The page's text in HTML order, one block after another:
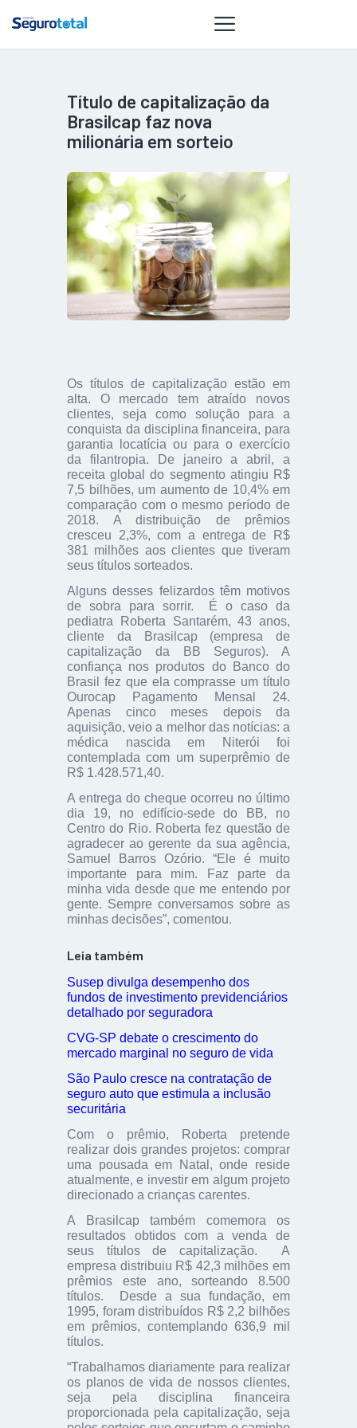
NOTÍCIAS
REVISTA
GAIVOTA DE
OURO
ST SUMMIT
MULHERES
GESTORAS
HOMEST
HOME
Título de capitalização da
Brasilcap faz nova
milionária em sorteio
Os títulos de capitalização estão em
alta. O mercado tem atraído novos
clientes, seja como solução para a
conquista da disciplina financeira, para
garantia locatícia ou para o exercício
da filantropia. De janeiro a abril, a
receita global do segmento atingiu R$
7,5 bilhões, um aumento de 10,4% em
comparação com o mesmo período de
2018. A distribuição de prêmios
cresceu 2,3%, com a entrega de R$
381 milhões aos clientes que tiveram
seus títulos sorteados.
Alguns desses felizardos têm motivos
de sobra para sorrir. É o caso da
pediatra Roberta Santarém, 43 anos,
cliente da Brasilcap (empresa de
capitalização da BB Seguros). A
confiança nos produtos do Banco do
Brasil fez que ela comprasse um título
Ourocap Pagamento Mensal 24.
Apenas cinco meses depois da
aquisição, veio a melhor das notícias: a
médica nascida em Niterói foi
contemplada com um superprêmio de
R$ 1.428.571,40.
A entrega do cheque ocorreu no último
dia 19, no edifício-sede do BB, no
Centro do Rio. Roberta fez questão de
agradecer ao gerente da sua agência,
Samuel Barros Ozório. “Ele é muito
importante para mim. Faz parte da
minha vida desde que me entendo por
gente. Sempre conversamos sobre as
minhas decisões”, comentou.
Leia também
Susep divulga desempenho dos
fundos de investimento previdenciários
detalhado por seguradora
CVG-SP debate o crescimento do
mercado marginal no seguro de vida
São Paulo cresce na contratação de
seguro auto que estimula a inclusão
securitária
Com o prêmio, Roberta pretende
realizar dois grandes projetos: comprar
uma pousada em Natal, onde reside
atualmente, e investir em algum projeto
direcionado a crianças carentes.
A Brasilcap também comemora os
resultados obtidos com a venda de
seus títulos de capitalização. A
empresa distribuiu R$ 42,3 milhões em
prêmios este ano, sorteando 8.500
títulos. Desde a sua fundação, em
1995, foram distribuídos R$ 2,2 bilhões
em prêmios, contemplando 636,9 mil
títulos.
“Trabalhamos diariamente para realizar
os planos de vida de nossos clientes,
seja pela disciplina financeira
proporcionada pela capitalização, seja